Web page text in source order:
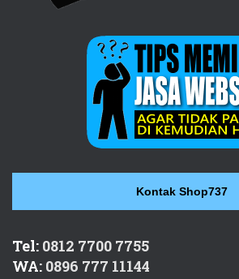
Kontak Shop737
Tel: 0812 7700 7755
WA: 0896 777 11144